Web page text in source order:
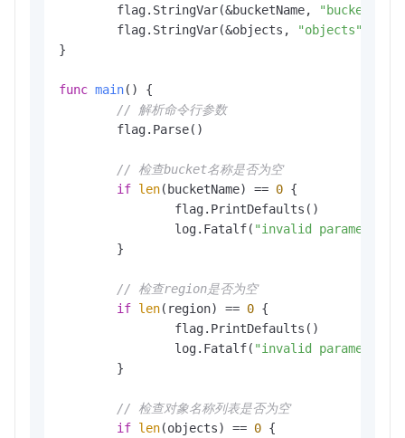
	flag.StringVar(&bucketName,
"bucket"
	flag.StringVar(&objects,
"objects"
}
func main()
{
// 解析命令行参数
// 检查bucket名称是否为空
if len(bucketName) == 0 {
		log.Fatalf(
"invalid parameters,
// 检查region是否为空
if len(region) == 0 {
		log.Fatalf(
"invalid
// 检查对象名称列表是否为空
if len(objects) == 0 {